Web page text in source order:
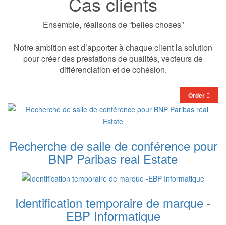
Ensemble, réalisons de “belles choses”
Notre ambition est d’apporter à chaque client la solution
pour créer des prestations de qualités, vecteurs de
différenciation et de cohésion.
Order
Recherche de salle de conférence pour
BNP Paribas real Estate
Identification temporaire de marque -
EBP Informatique